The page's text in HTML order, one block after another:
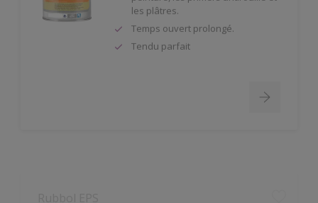
Temps ouvert prolongé.
Tendu parfait